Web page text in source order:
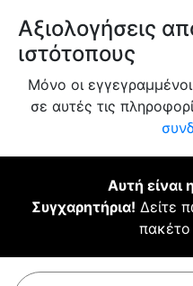
Αξιολογήσεις
ιστότοπους
Μόνο οι
σε αυτές τις
Αυτή είναι
Συγχαρητήρια! Δείτε
πακέτο